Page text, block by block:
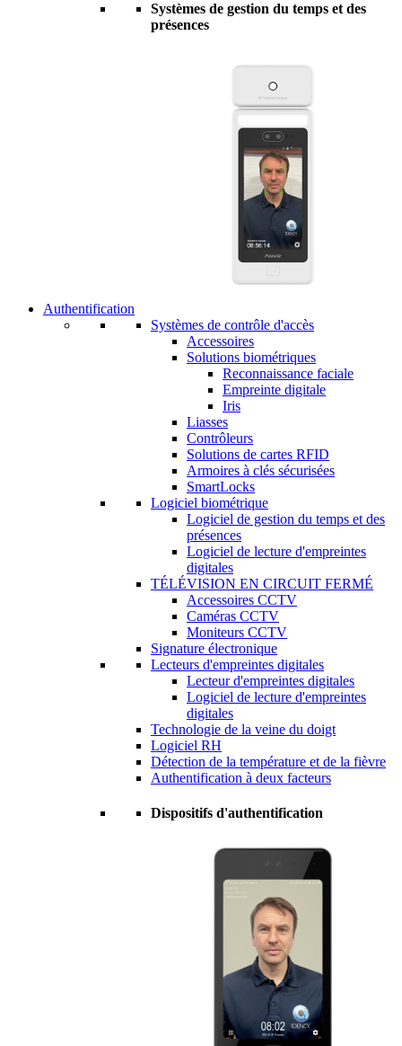
Systèmes de gestion du temps et des
présences
Authentification
Systèmes de contrôle d'accès
Accessoires
Solutions biométriques
Reconnaissance faciale
Empreinte digitale
Iris
Liasses
Contrôleurs
Solutions de cartes RFID
Armoires à clés sécurisées
SmartLocks
Logiciel biométrique
Logiciel de gestion du temps et des
présences
Logiciel de lecture d'empreintes
digitales
TÉLÉVISION EN CIRCUIT FERMÉ
Accessoires CCTV
Caméras CCTV
Moniteurs CCTV
Signature électronique
Lecteurs d'empreintes digitales
Lecteur d'empreintes digitales
Logiciel de lecture d'empreintes
digitales
Technologie de la veine du doigt
Logiciel RH
Détection de la température et de la fièvre
Authentification à deux facteurs
Dispositifs d'authentification